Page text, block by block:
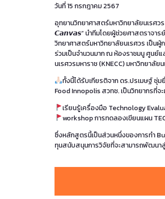
วันที่ 15 กรกฎาคม 2567
อุทยานวิทยาศาสตร์มหาวิทยาลัยนเร
𝘾𝙖𝙣𝙫𝙖𝙨” นำทีมโดยผู้ช่วยศาสตราจา
วิทยาศาสตร์มหาวิทยาลัยนเรศวร เป็น
ร่วมเป็นจำนวนมาก ณ ห้องราชมนู ศูนย์
นเรศวรมหาราช (KNECC) มหาวิทยาลัย
ทั้งนี้ได้รับเกียรติจาก ดร.ปรเมษฐ์ ชุ่
Food Innopolis สวทช. เป็นวิทยากรที่
เรียนรู้เครื่องมือ Technology
workshop การทดลองเขียนแผน
ซึ่งหลักสูตรนี้เป็นส่วนหนึ่งของการทำ
ทุนสนับสนุนการวิจัยที่จะสามารถพัฒนา